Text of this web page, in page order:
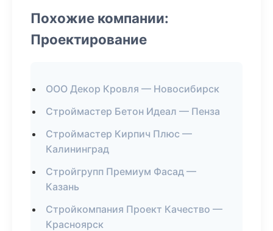
Похожие компании:
Проектирование
ООО Декор Кровля — Новосибирск
Строймастер Бетон Идеал — Пенза
Строймастер Кирпич Плюс —
Калининград
Стройгрупп Премиум Фасад —
Казань
Стройкомпания Проект Качество —
Красноярск